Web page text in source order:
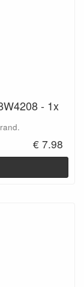
- 1x
€ 7.98